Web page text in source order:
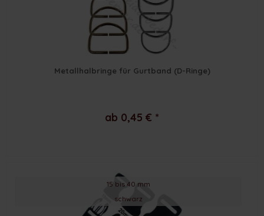
Metallhalbringe für Gurtband (D-Ringe)
ab 0,45 € *
15 bis 40 mm
schwarz